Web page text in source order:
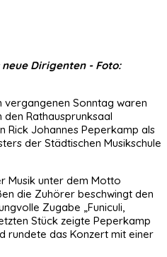
Dirigenten - Foto:
vergangenen Sonntag waren
Rathausprunksaal
Rick Johannes Peperkamp als
der Städtischen Musikschule
Musik unter dem Motto
die Zuhörer beschwingt den
Zugabe „Funiculi,
Stück zeigte Peperkamp
rundete das Konzert mit einer